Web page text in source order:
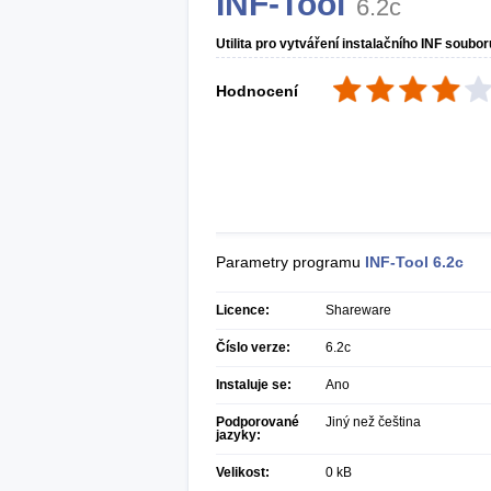
6.2c
Utilita pro vytváření instalačního INF
Hodnocení
Parametry programu INF-Tool 6.2c
Licence: Shareware
Číslo verze: 6.2c
Instaluje se: Ano
Podporované
jazyky:
Jiný než čeština
Velikost: 0 kB